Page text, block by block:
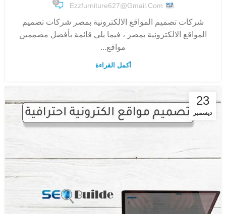
Ezzfurniture627@gmail.com
0
شركات تصميم المواقع الالكترونية بمصر شركات تصميم
المواقع الالكترونية بمصر ، فيما يلي قائمة بأفضل مصممين
مواقع...
أكمل القراءة
23
ديسمبر